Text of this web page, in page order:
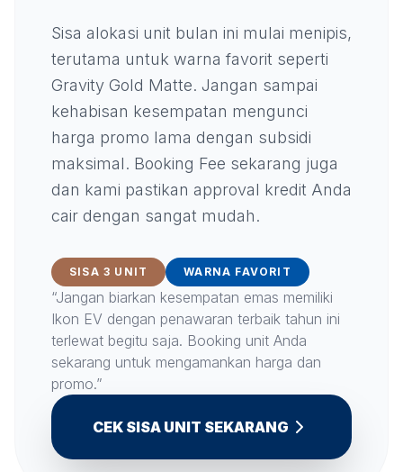
Sisa alokasi unit bulan ini mulai menipis,
terutama untuk warna favorit seperti
Gravity Gold Matte. Jangan sampai
kehabisan kesempatan mengunci
harga promo lama dengan subsidi
maksimal. Booking Fee sekarang juga
dan kami pastikan approval kredit Anda
cair dengan sangat mudah.
SISA 3 UNIT WARNA FAVORIT
“Jangan biarkan kesempatan emas memiliki
Ikon EV dengan penawaran terbaik tahun ini
terlewat begitu saja. Booking unit Anda
sekarang untuk mengamankan harga dan
promo.”
CEK SISA UNIT SEKARANG